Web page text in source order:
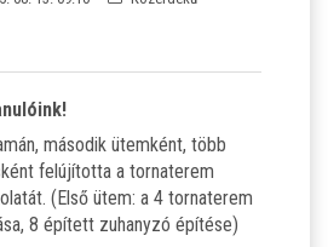
ISKOLÁSOKNAK
második ütemként, több
felújította a tornaterem
(Első ütem: a 4 tornaterem
8 épített zuhanyzó építése)